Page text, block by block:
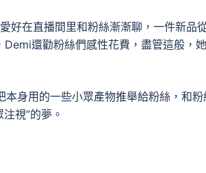
好在直播間里和粉絲漸漸聊，一件新品
Demi還勸粉絲們感性花費，盡管這般，
身用的一些小眾產物推舉給粉絲，和粉
視”的夢。